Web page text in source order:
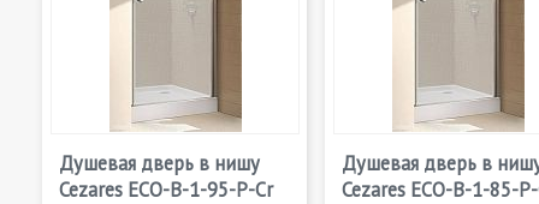
Душевая дверь в нишу
Cezares ECO-B-1-95-P-Cr
Душевая дверь в
Cezares ECO-B-1-85-